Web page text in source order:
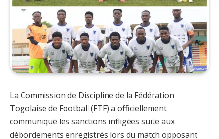
La Commission de Discipline de la Fédération
Togolaise de Football (FTF) a officiellement
communiqué les sanctions infligées suite aux
débordements enregistrés lors du match opposant